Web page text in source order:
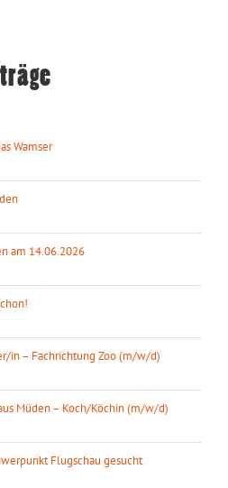
Wamser
am 14.06.2026
in – Fachrichtung Zoo (m/w/d)
Müden – Koch/Köchin (m/w/d)
Flugschau gesucht